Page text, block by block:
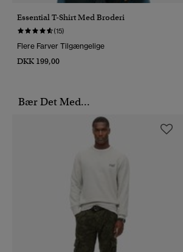
Essential T-Shirt Med Broderi
(15)
Flere Farver Tilgængelige
DKK 199,00
Bær Det Med...